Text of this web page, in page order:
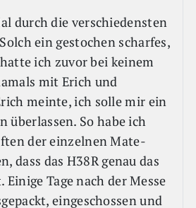
durch die verschiedensten
ein gestochen scharfes,
ich zuvor bei keinem
mit Erich und
meinte, ich solle mir ein
überlassen. So habe ich
der einzelnen Mate-
dass das H38R genau das
Tage nach der Messe
eingeschossen und